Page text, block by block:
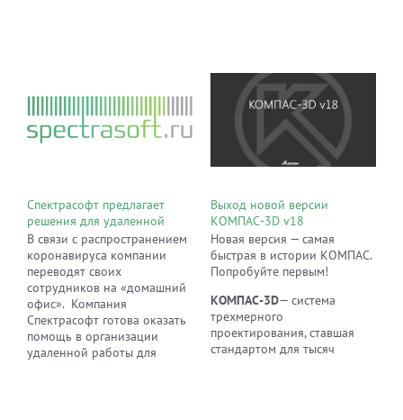
Спектрасофт предлагает
решения для удаленной
работы
В связи с распространением
коронавируса компании
переводят своих
сотрудников на «домашний
офис». Компания
Спектрасофт готова оказать
помощь в организации
удаленной работы для
Выход новой версии
КОМПАС-3D v18
Новая версия — самая
быстрая в истории КОМПАС.
Попробуйте первым!
КОМПАС-3D— система
трехмерного
проектирования, ставшая
стандартом для тысяч